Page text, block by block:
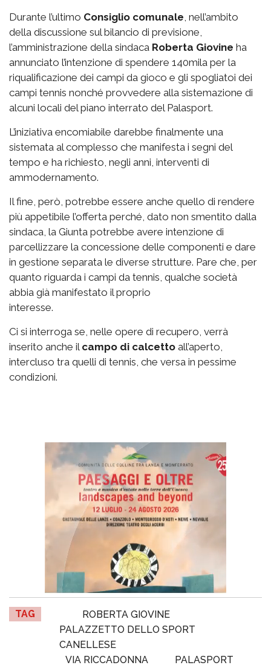
Durante l’ultimo Consiglio comunale , nell’ambito
della discussione sul bilancio di previsione,
l’amministrazione della sindaca Roberta Giovine ha
annunciato l’intenzione di spendere 140mila per la
riqualificazione dei campi da gioco e gli spogliatoi dei
campi tennis nonché provvedere alla sistemazione di
alcuni locali del piano interrato del Palasport.
L’iniziativa encomiabile darebbe finalmente una
sistemata al complesso che manifesta i segni del
tempo e ha richiesto, negli anni, interventi di
ammodernamento.
Il fine, però, potrebbe essere anche quello di rendere
più appetibile l’offerta perché, dato non smentito dalla
sindaca, la Giunta potrebbe avere intenzione di
parcellizzare la concessione delle componenti e dare
in gestione separata le diverse strutture. Pare che, per
quanto riguarda i campi da tennis, qualche società
abbia già manifestato il proprio
interesse.
Ci si interroga se, nelle opere di recupero, verrà
inserito anche il campo di calcetto all’aperto,
intercluso tra quelli di tennis, che versa in pessime
condizioni.
TAG
ROBERTA GIOVINE
PALAZZETTO DELLO SPORT
CANELLESE
VIA RICCADONNA
PALASPORT